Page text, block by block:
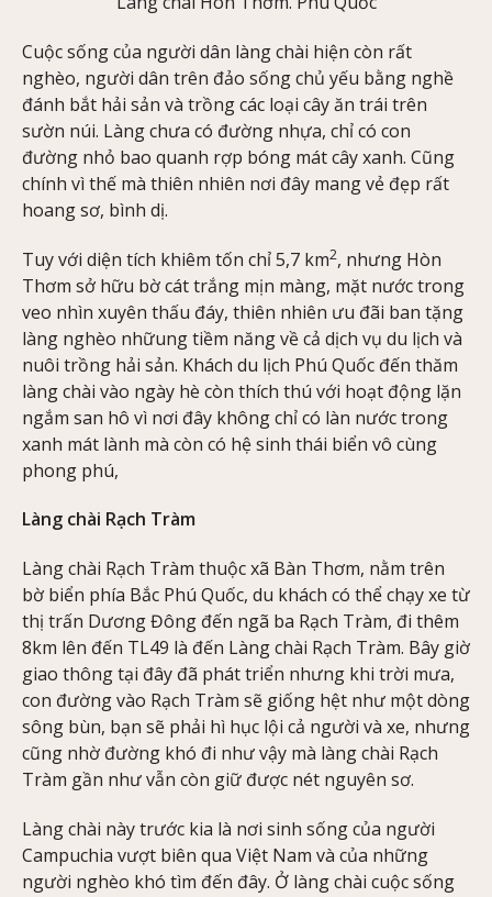
Cuộc sống của người dân làng chài hiện còn rất
nghèo, người dân trên đảo sống chủ yếu bằng nghề
đánh bắt hải sản và trồng các loại cây ăn trái trên
sườn núi. Làng chưa có đường nhựa, chỉ có con
đường nhỏ bao quanh rợp bóng mát cây xanh. Cũng
chính vì thế mà thiên nhiên nơi đây mang vẻ đẹp rất
hoang sơ, bình dị.
Tuy với diện tích khiêm tốn chỉ 5,7 km2, nhưng Hòn
Thơm sở hữu bờ cát trắng mịn màng, mặt nước trong
veo nhìn xuyên thấu đáy, thiên nhiên ưu đãi ban tặng
làng nghèo nhữung tiềm năng về cả dịch vụ du lịch và
nuôi trồng hải sản. Khách du lịch Phú Quốc đến thăm
làng chài vào ngày hè còn thích thú với hoạt động lặn
ngắm san hô vì nơi đây không chỉ có làn nước trong
xanh mát lành mà còn có hệ sinh thái biển vô cùng
phong phú,
Làng chài Rạch Tràm
Làng chài Rạch Tràm thuộc xã Bàn Thơm, nằm trên
bờ biển phía Bắc Phú Quốc, du khách có thể chạy xe từ
thị trấn Dương Đông đến ngã ba Rạch Tràm, đi thêm
8km lên đến TL49 là đến Làng chài Rạch Tràm. Bây giờ
giao thông tại đây đã phát triển nhưng khi trời mưa,
con đường vào Rạch Tràm sẽ giống hệt như một dòng
sông bùn, bạn sẽ phải hì hục lội cả người và xe, nhưng
cũng nhờ đường khó đi như vậy mà làng chài Rạch
Tràm gần như vẫn còn giữ được nét nguyên sơ.
Làng chài này trước kia là nơi sinh sống của người
Campuchia vượt biên qua Việt Nam và của những
người nghèo khó tìm đến đây. Ở làng chài cuộc sống